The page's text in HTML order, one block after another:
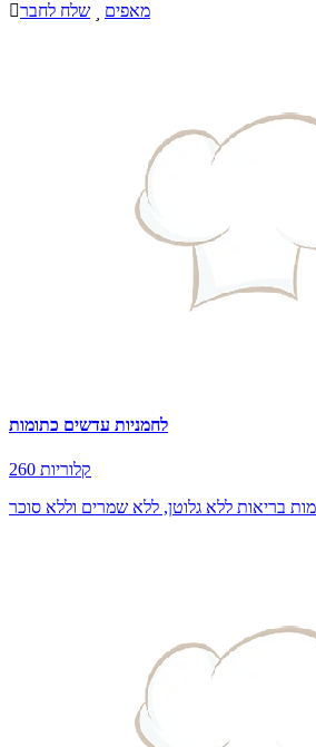
שלח לחבר מאפים
לחמניות עדשים כתומות
260 קלוריות
בריאות ללא גלוטן, ללא שמרים וללא סוכר